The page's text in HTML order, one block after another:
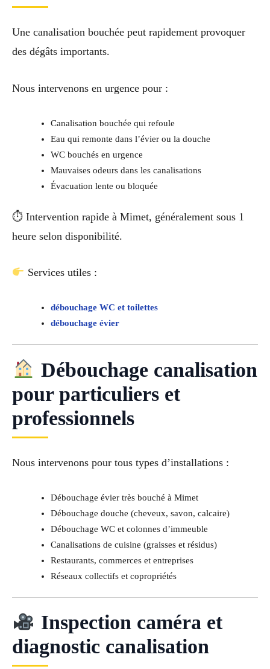
Une canalisation bouchée peut rapidement provoquer
des dégâts importants.
Nous intervenons en urgence pour :
Canalisation bouchée qui refoule
Eau qui remonte dans l’évier ou la douche
WC bouchés en urgence
Mauvaises odeurs dans les canalisations
Évacuation lente ou bloquée
⏱ Intervention rapide à Mimet, généralement sous 1
heure selon disponibilité.
Services utiles :
débouchage WC et toilettes
débouchage évier
Débouchage canalisation
pour particuliers et
professionnels
Nous intervenons pour tous types d’installations :
Débouchage évier très bouché à Mimet
Débouchage douche (cheveux, savon, calcaire)
Débouchage WC et colonnes d’immeuble
Canalisations de cuisine (graisses et résidus)
Restaurants, commerces et entreprises
Réseaux collectifs et copropriétés
Inspection caméra et
diagnostic canalisation